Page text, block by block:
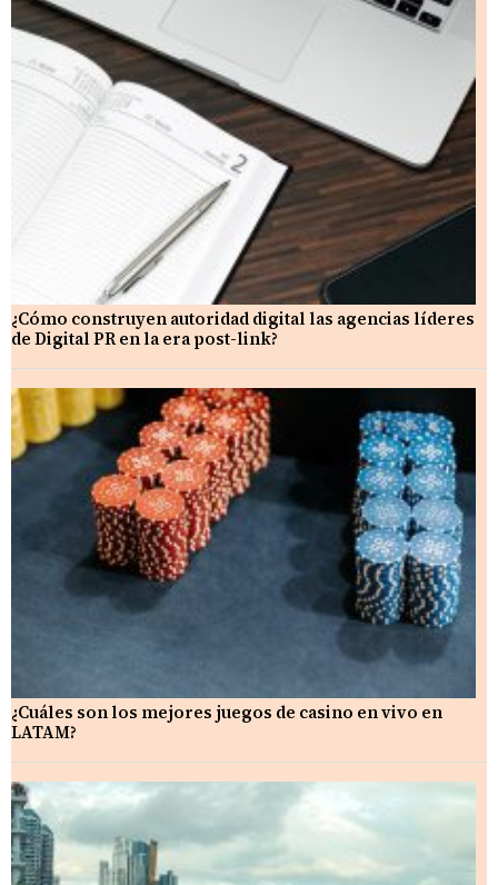
¿Cómo construyen autoridad digital las agencias líderes
de Digital PR en la era post-link?
¿Cuáles son los mejores juegos de casino en vivo en
LATAM?